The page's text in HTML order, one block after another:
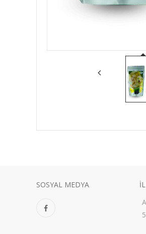
SOSYAL MEDYA